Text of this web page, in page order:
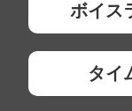
ボイス
タイ